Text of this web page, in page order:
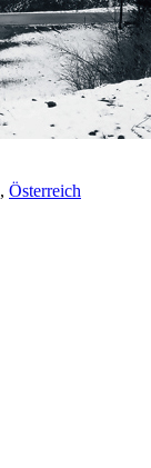
, Österreich